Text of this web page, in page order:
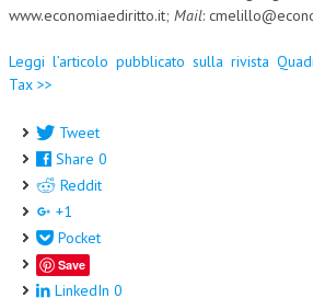
www.economiaediritto.it; Mail:
Leggi l’articolo pubblicato sulla rivista
Tax >>
Tweet
Share 0
Reddit
+1
Pocket
Save
LinkedIn 0